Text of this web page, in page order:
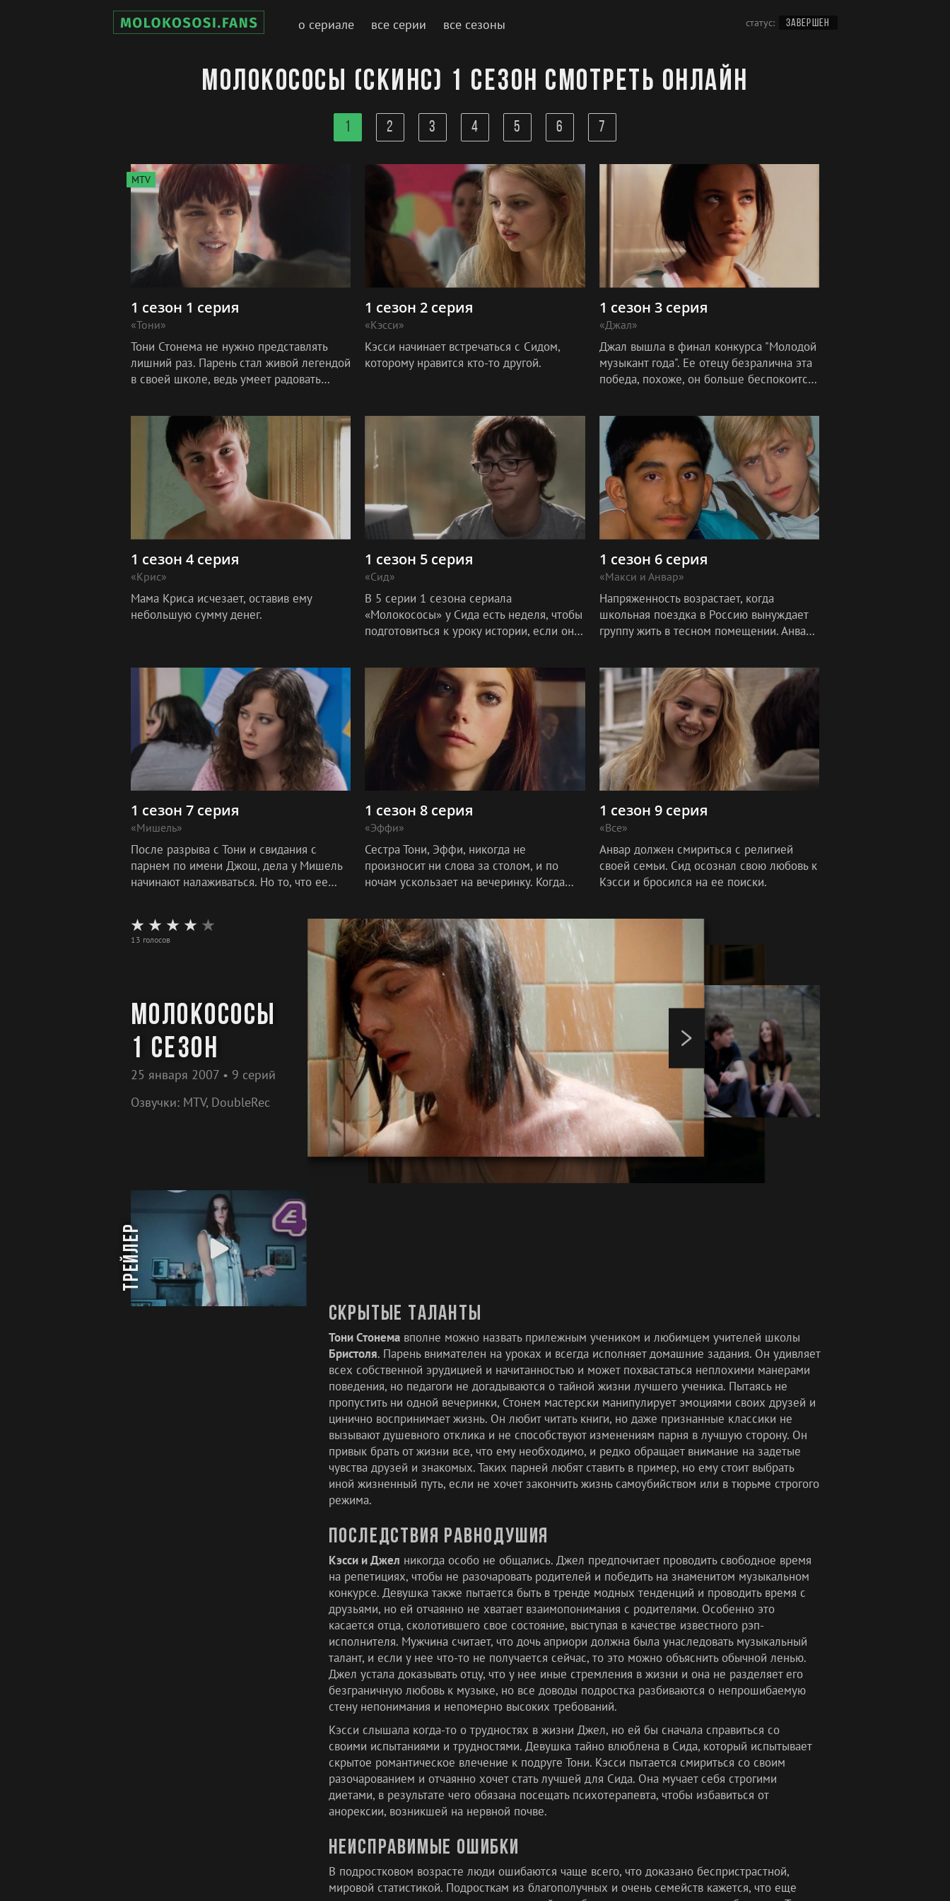
о сериале все серии все сезоны статус: ЗАВЕРШЕН
Молокососы (Скинс) 1 сезон смотреть онлайн
1 2 3 4 5 6 7
MTV
1 сезон 1 серия
«Тони»
Тони Стонема не нужно представлять
лишний раз. Парень стал живой легендой
в своей школе, ведь умеет радовать
1 сезон 2 серия
«Кэсси»
Кэсси начинает встречаться с Сидом,
которому нравится кто-то другой.
1 сезон 3 серия
«Джал»
Джал вышла в финал конкурса "Молодой
музыкант года". Ее отецу безралична эта
победа, похоже, он больше беспокоится
1 сезон 4 серия
«Крис»
Мама Криса исчезает, оставив ему
небольшую сумму денег.
1 сезон 5 серия
«Сид»
В 5 серии 1 сезона сериала
«Молокососы» у Сида есть неделя, чтобы
подготовиться к уроку истории, если он
неудовлетворе
1 сезон 6 серия
«Макси и Анвар»
Напряженность возрастает, когда
школьная поездка в Россию вынуждает
группу жить в тесном помещении. Анвар
1 сезон 7 серия
«Мишель»
После разрыва с Тони и свидания с
парнем по имени Джош, дела у Мишель
начинают налаживаться. Но то, что ее
1 сезон 8 серия
«Эффи»
Сестра Тони, Эффи, никогда не
произносит ни слова за столом, и по
ночам ускользает на вечеринку. Когда
1 сезон 9 серия
«Все»
Анвар должен смириться с религией
своей семьи. Сид осознал свою любовь к
Кэсси и бросился на ее поиски.
Молокососы
1 сезон
25 января 2007 • 9 серий
Озвучки: MTV, DoubleRec
13 голосов
трейлер
Скрытые таланты
Тони Стонемавполне можно назвать прилежным учеником и любимцем учителей школы
Бристоля. Парень внимателен на уроках и всегда исполняет домашние задания. Он удивляет
всех собственной эрудицией и начитанностью и может похвастаться неплохими манерами
поведения, но педагоги не догадываются о тайной жизни лучшего ученика. Пытаясь не
пропустить ни одной вечеринки, Стонем мастерски манипулирует эмоциями своих друзей и
цинично воспринимает жизнь. Он любит читать книги, но даже признанные классики не
вызывают душевного отклика и не способствуют изменениям парня в лучшую сторону. Он
привык брать от жизни все, что ему необходимо, и редко обращает внимание на задетые
чувства друзей и знакомых. Таких парней любят ставить в пример, но ему стоит выбрать
иной жизненный путь, если не хочет закончить жизнь самоубийством или в тюрьме строгого
режима.
Последствия равнодушия
Кэсси и Джел никогда особо не общались. Джел предпочитает проводить свободное время
на репетициях, чтобы не разочаровать родителей и победить на знаменитом музыкальном
конкурсе. Девушка также пытается быть в тренде модных тенденций и проводить время с
друзьями, но ей отчаянно не хватает взаимопонимания с родителями. Особенно это
касается отца, сколотившего свое состояние, выступая в качестве известного рэп-
исполнителя. Мужчина считает, что дочь априори должна была унаследовать музыкальный
талант, и если у нее что-то не получается сейчас, то это можно объяснить обычной ленью.
Джел устала доказывать отцу, что у нее иные стремления в жизни и она не разделяет его
безграничную любовь к музыке, но все доводы подростка разбиваются о непрошибаемую
стену непонимания и непомерно высоких требований.
Кэсси слышала когда-то о трудностях в жизни Джел, но ей бы сначала справиться со
своими испытаниями и трудностями. Девушка тайно влюблена в Сида, который испытывает
скрытое романтическое влечение к подруге Тони. Кэсси пытается смириться со своим
разочарованием и отчаянно хочет стать лучшей для Сида. Она мучает себя строгими
диетами, в результате чего обязана посещать психотерапевта, чтобы избавиться от
анорексии, возникшей на нервной почве.
Неисправимые ошибки
В подростковом возрасте люди ошибаются чаще всего, что доказано беспристрастной,
мировой статистикой. Подросткам из благополучных и очень семейств кажется, что еще